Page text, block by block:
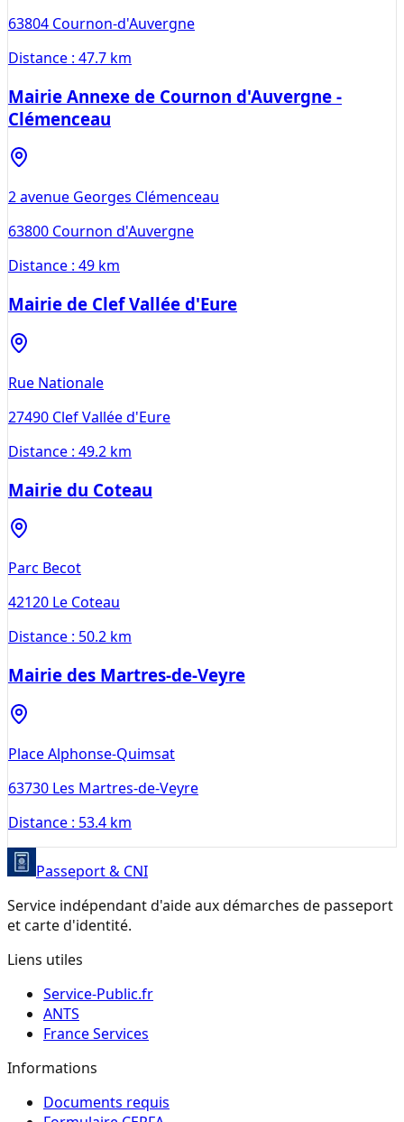
63804 Cournon-d'Auvergne
Distance : 47.7 km
Mairie Annexe de Cournon d'Auvergne -
Clémenceau
2 avenue Georges Clémenceau
63800 Cournon d'Auvergne
Distance : 49 km
Mairie de Clef Vallée d'Eure
Rue Nationale
27490 Clef Vallée d'Eure
Distance : 49.2 km
Mairie du Coteau
Parc Becot
42120 Le Coteau
Distance : 50.2 km
Mairie des Martres-de-Veyre
Place Alphonse-Quimsat
63730 Les Martres-de-Veyre
Distance : 53.4 km
Passeport & CNI
Service indépendant d'aide aux démarches de passeport
et carte d'identité.
Liens utiles
Service-Public.fr
ANTS
France Services
Informations
Documents requis